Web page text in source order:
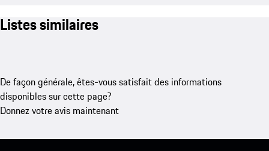
Listes similaires
De façon générale, êtes-vous satisfait des informations
disponibles sur cette page?
Donnez votre avis maintenant